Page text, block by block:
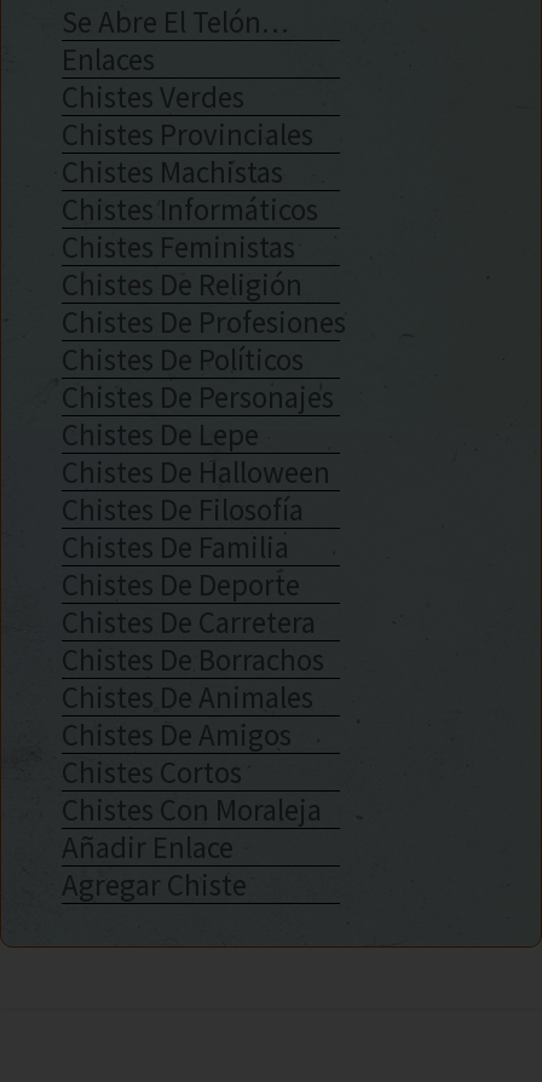
Se Abre El Telón…
Enlaces
Chistes Verdes
Chistes Provinciales
Chistes Machistas
Chistes Informáticos
Chistes Feministas
Chistes De Religión
Chistes De Profesiones
Chistes De Políticos
Chistes De Personajes
Chistes De Lepe
Chistes De Halloween
Chistes De Filosofía
Chistes De Familia
Chistes De Deporte
Chistes De Carretera
Chistes De Borrachos
Chistes De Animales
Chistes De Amigos
Chistes Cortos
Chistes Con Moraleja
Añadir Enlace
Agregar Chiste